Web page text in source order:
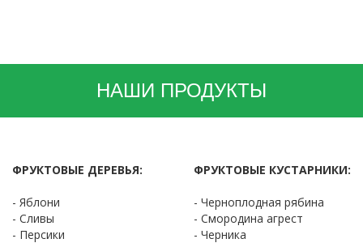
НАШИ ПРОДУКТЫ
ФРУКТОВЫЕ ДЕРЕВЬЯ:
- Яблони
- Сливы
- Персики
ФРУКТОВЫЕ КУСТАРНИКИ:
- Черноплодная рябина
- Смородина агрест
- Черника